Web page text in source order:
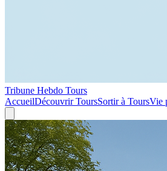
Tribune Hebdo Tours
AccueilDécouvrir ToursSortir à ToursVie